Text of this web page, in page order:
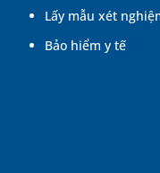
Lấy mẫu xét
Bảo hiểm y tế